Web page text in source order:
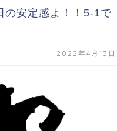
の安定感よ！！5-1で
2022年4月13日